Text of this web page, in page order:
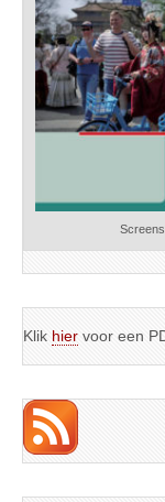
Klik hier voor een